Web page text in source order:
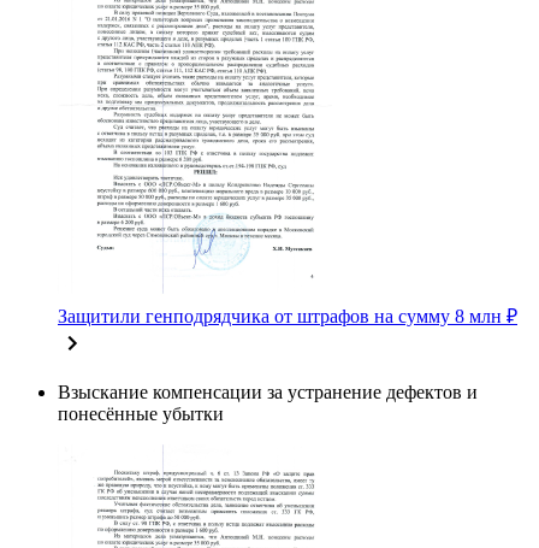
Защитили генподрядчика от штрафов на сумму 8 млн ₽
Взыскание компенсации за устранение дефектов и
понесённые убытки